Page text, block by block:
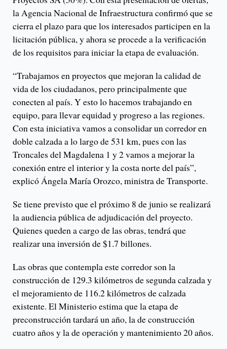
la Agencia Nacional de Infraestructura confirmó que se
cierra el plazo para que los interesados participen en la
licitación pública, y ahora se procede a la verificación
de los requisitos para iniciar la etapa de evaluación.
“Trabajamos en proyectos que mejoran la calidad de
vida de los ciudadanos, pero principalmente que
conecten al país. Y esto lo hacemos trabajando en
equipo, para llevar equidad y progreso a las regiones.
Con esta iniciativa vamos a consolidar un corredor en
doble calzada a lo largo de 531 km, pues con las
Troncales del Magdalena 1 y 2 vamos a mejorar la
conexión entre el interior y la costa norte del país”,
explicó Ángela María Orozco, ministra de Transporte.
Se tiene previsto que el próximo 8 de junio se realizará
la audiencia pública de adjudicación del proyecto.
Quienes queden a cargo de las obras, tendrá que
realizar una inversión de $1.7 billones.
Las obras que contempla este corredor son la
construcción de 129.3 kilómetros de segunda calzada y
el mejoramiento de 116.2 kilómetros de calzada
existente. El Ministerio estima que la etapa de
preconstrucción tardará un año, la de construcción
cuatro años y la de operación y mantenimiento 20 años.